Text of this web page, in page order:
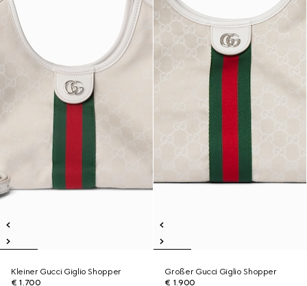
Kleiner Gucci Giglio Shopper
€ 1.700
Großer Gucci Giglio Shopper
€ 1.900